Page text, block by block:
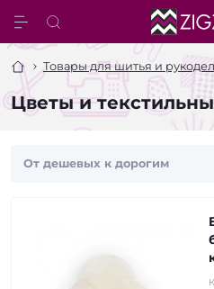
Товары для шитья и
Цветы и